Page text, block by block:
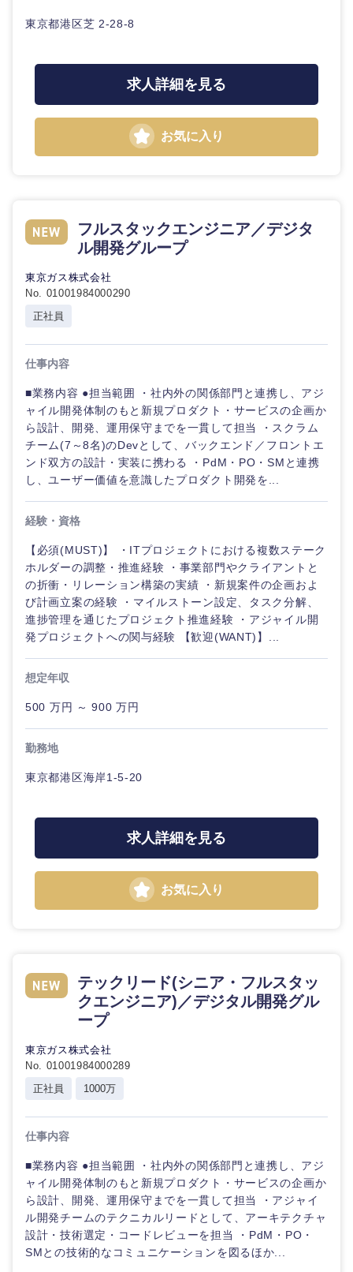
選択する
東京都港区芝 2-28-8
求人詳細を見る
お気に入り
フルスタックエンジニア／デジタ
ル開発グループ
東京ガス株式会社
No. 01001984000290
正社員
仕事内容
■業務内容 ●担当範囲 ・社内外の関係部門と連携し、アジ
ャイル開発体制のもと新規プロダクト・サービスの企画か
ら設計、開発、運用保守までを一貫して担当 ・スクラム
チーム(7～8名)のDevとして、バックエンド／フロントエ
ンド双方の設計・実装に携わる ・PdM・PO・SMと連携
し、ユーザー価値を意識したプロダクト開発を...
経験・資格
【必須(MUST)】 ・ITプロジェクトにおける複数ステーク
ホルダーの調整・推進経験 ・事業部門やクライアントと
の折衝・リレーション構築の実績 ・新規案件の企画およ
び計画立案の経験 ・マイルストーン設定、タスク分解、
進捗管理を通じたプロジェクト推進経験 ・アジャイル開
発プロジェクトへの関与経験 【歓迎(WANT)】...
想定年収
500 万円 ～ 900 万円
勤務地
東京都港区海岸1-5-20
求人詳細を見る
お気に入り
テックリード(シニア・フルスタッ
クエンジニア)／デジタル開発グル
ープ
東京ガス株式会社
No. 01001984000289
正社員
1000万
仕事内容
■業務内容 ●担当範囲 ・社内外の関係部門と連携し、アジ
ャイル開発体制のもと新規プロダクト・サービスの企画か
ら設計、開発、運用保守までを一貫して担当 ・アジャイ
ル開発チームのテクニカルリードとして、アーキテクチャ
設計・技術選定・コードレビューを担当 ・PdM・PO・
SMとの技術的なコミュニケーションを図るほか...